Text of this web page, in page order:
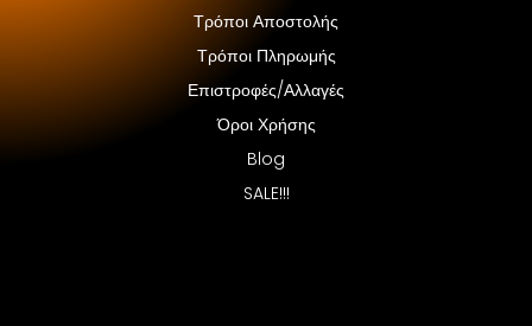
Τρόποι Αποστολής
Τρόποι Πληρωμής
Επιστροφές/Αλλαγές
Όροι Χρήσης
Blog
SALE!!!